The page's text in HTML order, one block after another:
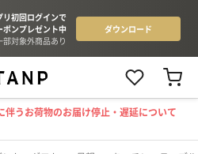
伴うお荷物のお届け停止・遅延について